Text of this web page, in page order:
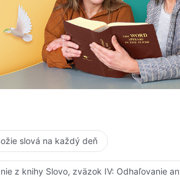
o Božích slovách,
slová na každý deň
z knihy Slovo, zväzok IV: Odhaľovanie